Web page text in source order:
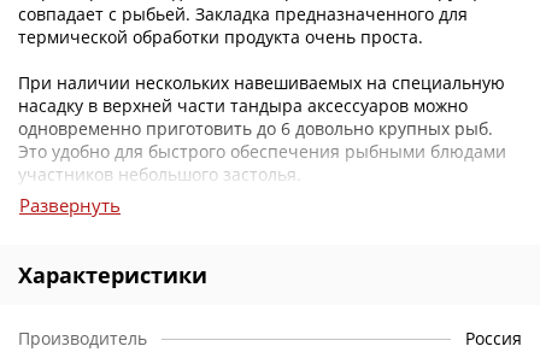
совпадает с рыбьей. Закладка предназначенного для
термической обработки продукта очень проста.
При наличии нескольких навешиваемых на специальную
насадку в верхней части тандыра аксессуаров можно
одновременно приготовить до 6 довольно крупных рыб.
Это удобно для быстрого обеспечения рыбными блюдами
участников небольшого застолья.
Большим плюсом является удобство ухода за решеткой для
Развернуть
Характеристики
Производитель
Россия